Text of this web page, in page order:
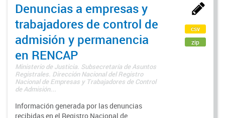
Denuncias a empresas y
trabajadores de control de
admisión y permanencia
en RENCAP
Ministerio de Justicia. Subsecretaría de Asuntos
Registrales. Dirección Nacional del Registro
Nacional de Empresas y Trabajadores de Control
de Admisión...
Información generada por las denuncias
recibidas en el Registro Nacional de
csv
zip